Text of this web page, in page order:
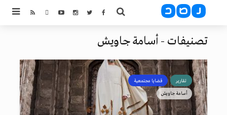
تصنيفات - أسامة جاويش
تقارير قضايا مجتمعية
أسامة جاويش